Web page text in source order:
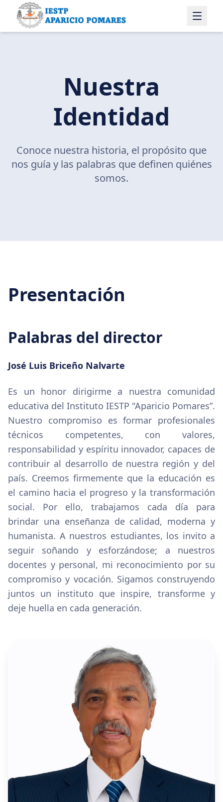
Nuestra
Identidad
Conoce nuestra historia, el propósito que
nos guía y las palabras que definen quiénes
somos.
Presentación
Palabras del director
José Luis Briceño Nalvarte
Es un honor dirigirme a nuestra comunidad
educativa del Instituto IESTP "Aparicio Pomares”.
Nuestro compromiso es formar profesionales
técnicos competentes, con valores,
responsabilidad y espíritu innovador, capaces de
contribuir al desarrollo de nuestra región y del
país. Creemos firmemente que la educación es
el camino hacia el progreso y la transformación
social. Por ello, trabajamos cada día para
brindar una enseñanza de calidad, moderna y
humanista. A nuestros estudiantes, los invito a
seguir soñando y esforzándose; a nuestros
docentes y personal, mi reconocimiento por su
compromiso y vocación. Sigamos construyendo
juntos un instituto que inspire, transforme y
deje huella en cada generación.